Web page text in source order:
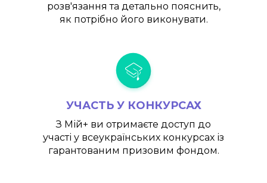
розв'язання та детально пояснить,
як потрібно його виконувати.
УЧАСТЬ У КОНКУРСАХ
З Мій+ ви отримаєте доступ до
участі у всеукраїнських конкурсах із
гарантованим призовим фондом.